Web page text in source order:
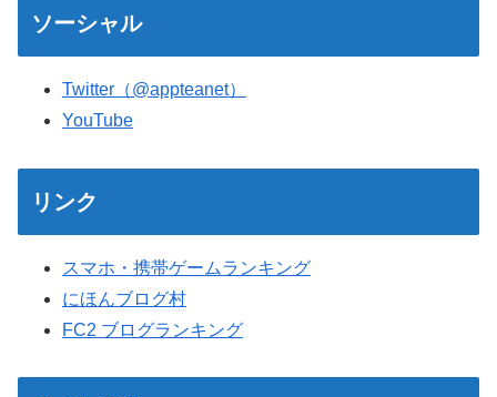
ソーシャル
Twitter（@appteanet）
YouTube
リンク
スマホ・携帯ゲームランキング
にほんブログ村
FC2 ブログランキング